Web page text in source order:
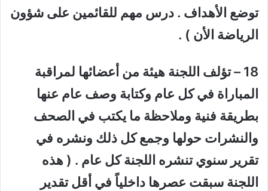
توضع الأهداف . درس مهم للقائمين على شؤون
الرياضة الأن ) .
18 – تؤلف اللجنة هيئة من أعضائها لمراقبة
المباراة في كل عام وكتابة وصف عام عنها
بطريقة فنية وملاحظة ما يكتب في الصحف
والنشرات حولها وجمع كل ذلك ونشره في
تقرير سنوي تنشره اللجنة كل عام . ( هذه
اللجنة سبقت عصرها داخلياً في أقل تقدير